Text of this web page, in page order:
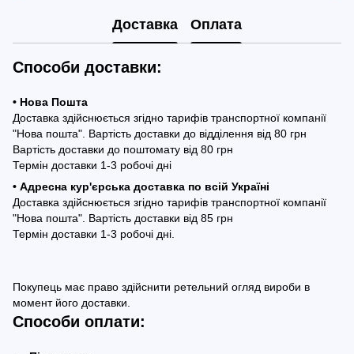
Доставка Оплата
Способи доставки:
• Нова Пошта
Доставка здійснюється згідно тарифів транспортної компанії
"Нова пошта". Вартість доставки до відділення від 80 грн
Вартість доставки до поштомату від 80 грн
Термін доставки 1-3 робочі дні
• Адресна кур'єрська доставка по всій Україні
Доставка здійснюється згідно тарифів транспортної компанії
"Нова пошта". Вартість доставки від 85 грн
Термін доставки 1-3 робочі дні.
Покупець має право здійснити ретельний огляд вироби в
момент його доставки.
Способи оплати: